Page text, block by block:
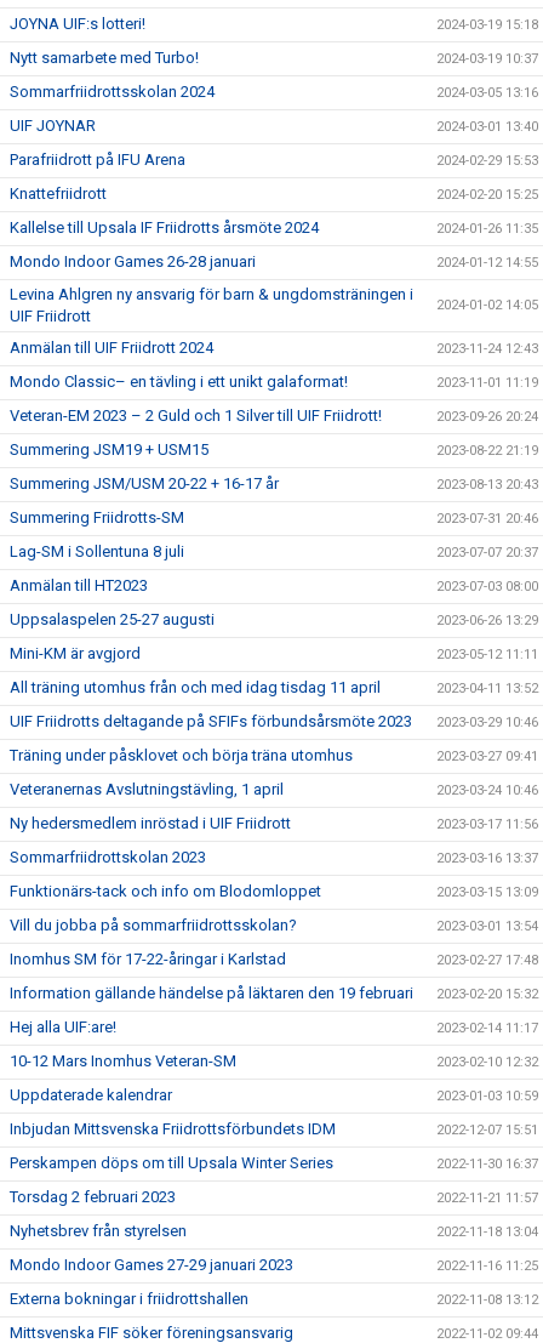
JOYNA UIF:s lotteri! 2024-03-19 15:18
Nytt samarbete med Turbo! 2024-03-19 10:37
Sommarfriidrottsskolan 2024 2024-03-05 13:16
UIF JOYNAR 2024-03-01 13:40
Parafriidrott på IFU Arena 2024-02-29 15:53
Knattefriidrott 2024-02-20 15:25
Kallelse till Upsala IF Friidrotts årsmöte 2024 2024-01-26 11:35
Mondo Indoor Games 26-28 januari 2024-01-12 14:55
Levina Ahlgren ny ansvarig för barn & ungdomsträningen i
UIF Friidrott
2024-01-02 14:05
Anmälan till UIF Friidrott 2024 2023-11-24 12:43
Mondo Classic– en tävling i ett unikt galaformat! 2023-11-01 11:19
Veteran-EM 2023 – 2 Guld och 1 Silver till UIF Friidrott! 2023-09-26 20:24
Summering JSM19 + USM15 2023-08-22 21:19
Summering JSM/USM 20-22 + 16-17 år 2023-08-13 20:43
Summering Friidrotts-SM 2023-07-31 20:46
Lag-SM i Sollentuna 8 juli 2023-07-07 20:37
Anmälan till HT2023 2023-07-03 08:00
Uppsalaspelen 25-27 augusti 2023-06-26 13:29
Mini-KM är avgjord 2023-05-12 11:11
All träning utomhus från och med idag tisdag 11 april 2023-04-11 13:52
UIF Friidrotts deltagande på SFIFs förbundsårsmöte 2023 2023-03-29 10:46
Träning under påsklovet och börja träna utomhus 2023-03-27 09:41
Veteranernas Avslutningstävling, 1 april 2023-03-24 10:46
Ny hedersmedlem inröstad i UIF Friidrott 2023-03-17 11:56
Sommarfriidrottskolan 2023 2023-03-16 13:37
Funktionärs-tack och info om Blodomloppet 2023-03-15 13:09
Vill du jobba på sommarfriidrottsskolan? 2023-03-01 13:54
Inomhus SM för 17-22-åringar i Karlstad 2023-02-27 17:48
Information gällande händelse på läktaren den 19 februari 2023-02-20 15:32
Hej alla UIF:are! 2023-02-14 11:17
10-12 Mars Inomhus Veteran-SM 2023-02-10 12:32
Uppdaterade kalendrar 2023-01-03 10:59
Inbjudan Mittsvenska Friidrottsförbundets IDM 2022-12-07 15:51
Perskampen döps om till Upsala Winter Series 2022-11-30 16:37
Torsdag 2 februari 2023 2022-11-21 11:57
Nyhetsbrev från styrelsen 2022-11-18 13:04
Mondo Indoor Games 27-29 januari 2023 2022-11-16 11:25
Externa bokningar i friidrottshallen 2022-11-08 13:12
Mittsvenska FIF söker föreningsansvarig 2022-11-02 09:44